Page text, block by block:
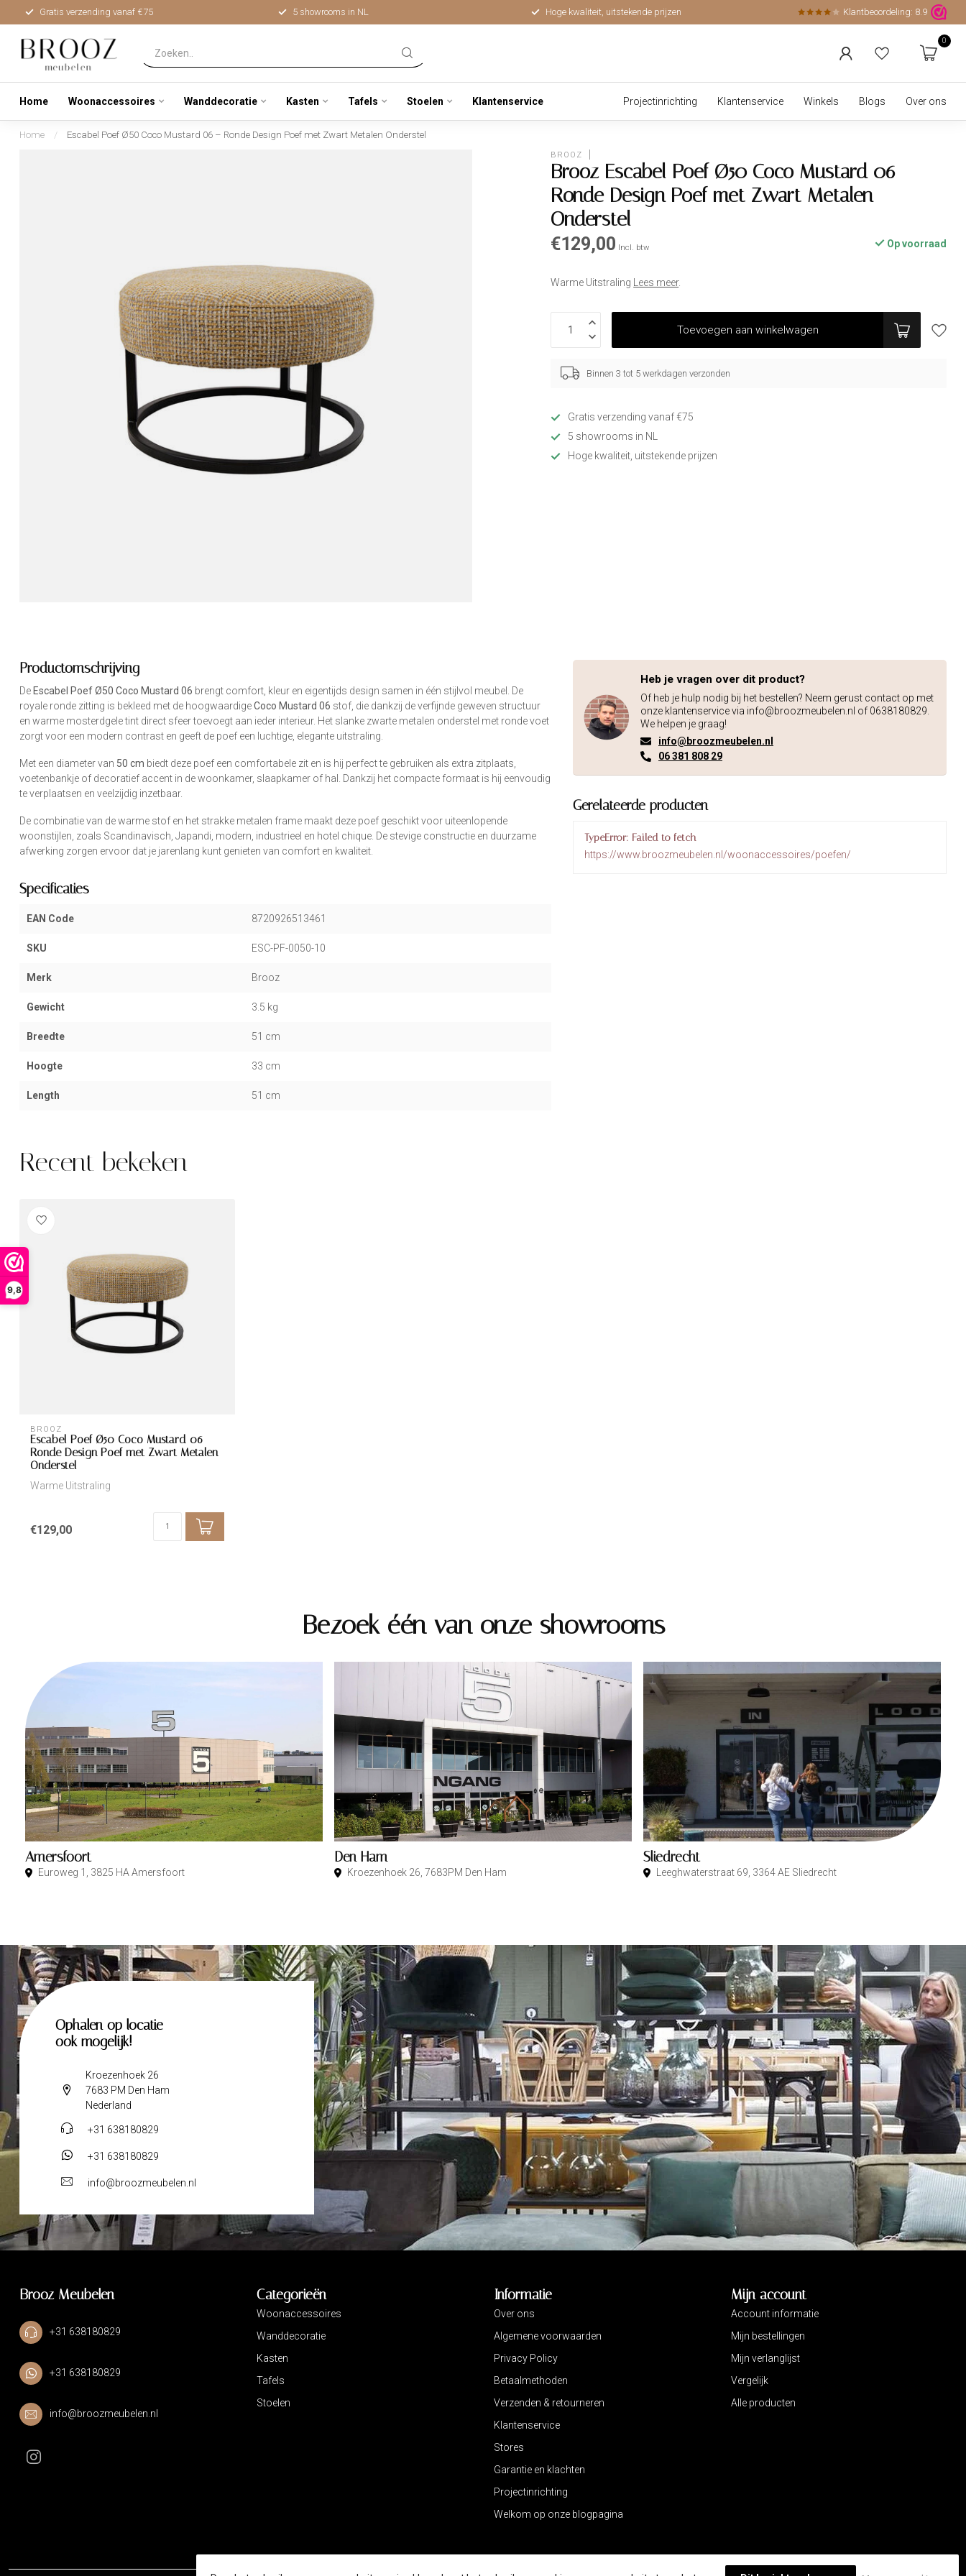
9,8
Gratis verzending vanaf €75 5 showrooms in NL Hoge kwaliteit, uitstekende prijzen Klantbeoordeling: 8.9
0
Home Woonaccessoires Wanddecoratie Kasten Tafels Stoelen Klantenservice Projectinrichting Klantenservice Winkels Blogs Over ons
Home / Escabel Poef Ø50 Coco Mustard 06 – Ronde Design Poef met Zwart Metalen Onderstel
BROOZ
Brooz Escabel Poef Ø50 Coco Mustard 06 –
Ronde Design Poef met Zwart Metalen
Onderstel
€129,00 Incl. btw Op voorraad
Warme Uitstraling Lees meer.
Toevoegen aan winkelwagen
Binnen 3 tot 5 werkdagen verzonden
Gratis verzending vanaf €75
5 showrooms in NL
Hoge kwaliteit, uitstekende prijzen
Productomschrijving
De Escabel Poef Ø50 Coco Mustard 06 brengt comfort, kleur en eigentijds design samen in één stijlvol meubel. De
royale ronde zitting is bekleed met de hoogwaardigeCoco Mustard 06 stof, die dankzij de verfijnde geweven structuur
en warme mosterdgele tint direct sfeer toevoegt aan ieder interieur. Het slanke zwarte metalen onderstel met ronde voet
zorgt voor een modern contrast en geeft de poef een luchtige, elegante uitstraling.
Met een diameter van 50 cm biedt deze poef een comfortabele zit en is hij perfect te gebruiken als extra zitplaats,
voetenbankje of decoratief accent in de woonkamer, slaapkamer of hal. Dankzij het compacte formaat is hij eenvoudig
te verplaatsen en veelzijdig inzetbaar.
De combinatie van de warme stof en het strakke metalen frame maakt deze poef geschikt voor uiteenlopende
woonstijlen, zoals Scandinavisch, Japandi, modern, industrieel en hotel chique. De stevige constructie en duurzame
afwerking zorgen ervoor dat je jarenlang kunt genieten van comfort en kwaliteit.
Specificaties
EAN Code 8720926513461
SKU ESC-PF-0050-10
Merk Brooz
Gewicht 3.5 kg
Breedte 51 cm
Hoogte 33 cm
Length 51 cm
Heb je vragen over dit product?
Of heb je hulp nodig bij het bestellen? Neem gerust contact op met
onze klantenservice via info@broozmeubelen.nl of 0638180829.
We helpen je graag!
info@broozmeubelen.nl
06 381 808 29
Gerelateerde producten
TypeError: Failed to fetch
https://www.broozmeubelen.nl/woonaccessoires/poefen/
Recent bekeken
BROOZ
Escabel Poef Ø50 Coco Mustard 06 –
Ronde Design Poef met Zwart Metalen
Onderstel
Warme Uitstraling
€129,00
Bezoek één van onze showrooms
Amersfoort
Euroweg 1, 3825 HA Amersfoort
Den Ham
Kroezenhoek 26, 7683PM Den Ham
Sliedrecht
Leeghwaterstraat 69, 3364 AE Sliedrecht
Ophalen op locatie
ook mogelijk!
Kroezenhoek 26
7683 PM Den Ham
Nederland
+31 638180829
+31 638180829
info@broozmeubelen.nl
Brooz Meubelen
+31 638180829
+31 638180829
info@broozmeubelen.nl
Categorieën
Woonaccessoires
Wanddecoratie
Kasten
Tafels
Stoelen
Informatie
Over ons
Algemene voorwaarden
Privacy Policy
Betaalmethoden
Verzenden & retourneren
Klantenservice
Stores
Garantie en klachten
Projectinrichting
Welkom op onze blogpagina
Mijn account
Account informatie
Mijn bestellingen
Mijn verlanglijst
Vergelijk
Alle producten